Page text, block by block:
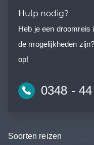
Hulp nodig?
Heb je een droomreis
de mogelijkheden
op!
0348 -
Soorten reizen